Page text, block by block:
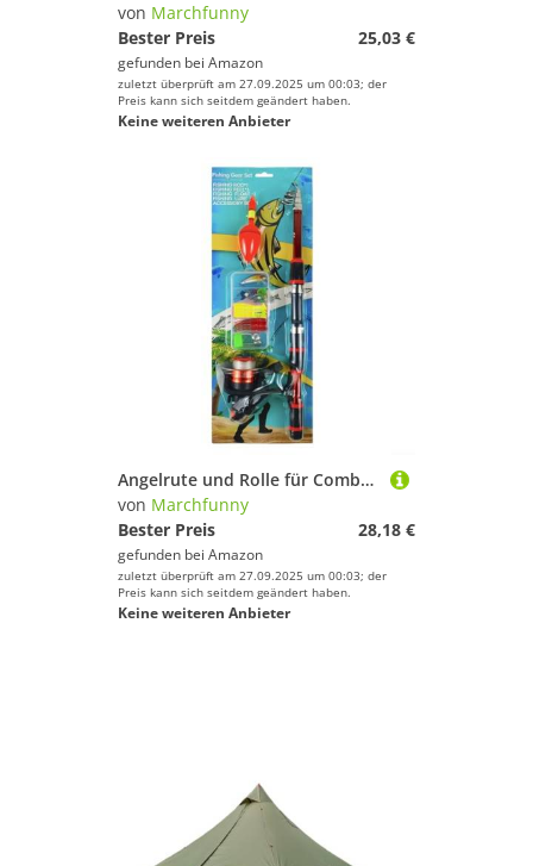
von Marchfunny
Bester Preis
25,03 €
gefunden bei Amazon
zuletzt überprüft am 27.09.2025 um 00:03; der
Preis kann sich seitdem geändert haben.
Keine weiteren Anbieter
Angelrute und Rolle für Combo 1 8M Teleskop mit 3 Kugellagern für reibungsloses Werfen, ergonomischer EVA-Griff für Familie und Kinder Angelabenteuer (rot)
von Marchfunny
Bester Preis
28,18 €
gefunden bei Amazon
zuletzt überprüft am 27.09.2025 um 00:03; der
Preis kann sich seitdem geändert haben.
Keine weiteren Anbieter